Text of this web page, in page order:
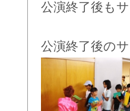
公演終了後も
公演終了後の